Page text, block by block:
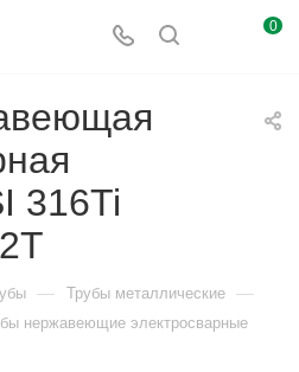
0
316Ti
— Трубы металлические —
нержавеющие электросварные